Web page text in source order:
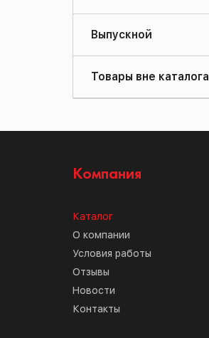
Выпускной
Товары вне каталога
Компания
Каталог
О компании
Условия работы
Отзывы
Новости
Контакты